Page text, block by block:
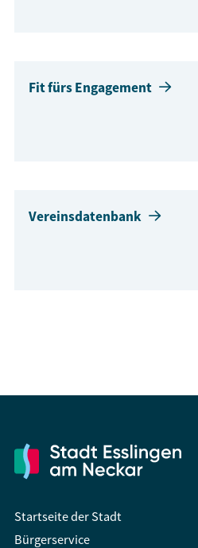
Fit fürs Engagement
Vereinsdatenbank
Startseite der Stadt
Bürgerservice